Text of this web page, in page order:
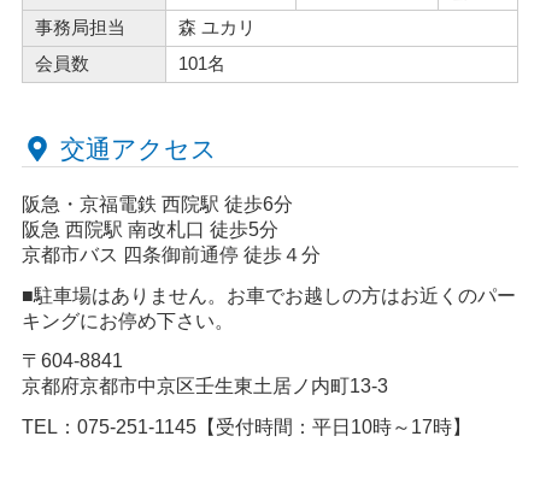
事務局担当
森 ユカリ
会員数
101名
交通アクセス
阪急・京福電鉄 西院駅 徒歩6分
阪急 西院駅 南改札口 徒歩5分
京都市バス 四条御前通停 徒歩４分
■駐車場はありません。お車でお越しの方はお近くのパー
キングにお停め下さい。
〒604-8841
京都府京都市中京区壬生東土居ノ内町13-3
TEL：075-251-1145【受付時間：平日10時～17時】